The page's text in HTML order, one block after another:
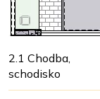
2.1 Chodba,
schodisko